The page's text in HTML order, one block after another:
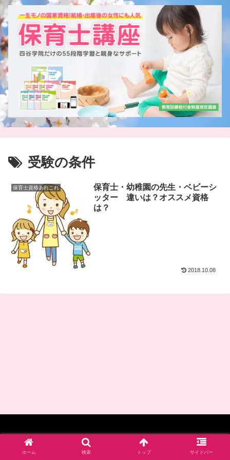
受験の条件
保育士資格あれこれ
保育士・幼稚園の先生・ベビーシ
ッター 違いは？オススメ資格
は？
2018.10.08
© 2017-2026 四谷学院保育士試験対策講座_公式ブログ.
ホーム 検索 トップ サイドバー